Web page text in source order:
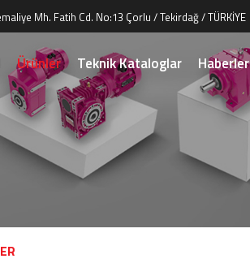
Mh. Fatih Cd. No:13 Çorlu / Tekirdağ / TÜRKİYE
Ürünler Teknik Kataloglar Haberler